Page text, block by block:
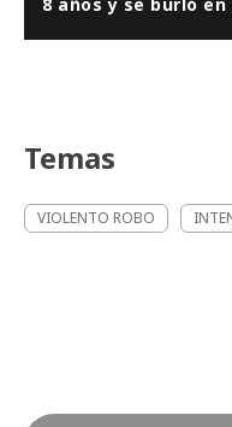
Temas
VIOLENTO ROBO